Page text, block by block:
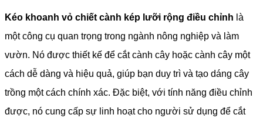
Kéo khoanh vỏ chiết cành kép lưỡi rộng điều chỉnh là
một công cụ quan trọng trong ngành nông nghiệp và làm
vườn. Nó được thiết kế để cắt cành cây hoặc cành cây một
cách dễ dàng và hiệu quả, giúp bạn duy trì và tạo dáng cây
trồng một cách chính xác. Đặc biệt, với tính năng điều chỉnh
được, nó cung cấp sự linh hoạt cho người sử dụng để cắt